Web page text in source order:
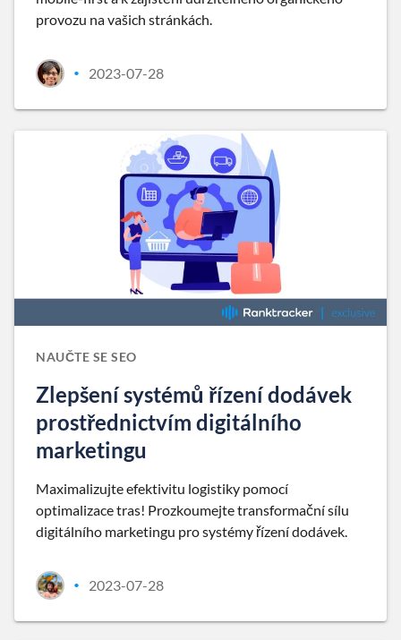
provozu na vašich stránkách.
• 2023-07-28
NAUČTE SE SEO
Zlepšení systémů řízení dodávek
prostřednictvím digitálního
marketingu
Maximalizujte efektivitu logistiky pomocí
optimalizace tras! Prozkoumejte transformační sílu
digitálního marketingu pro systémy řízení dodávek.
• 2023-07-28